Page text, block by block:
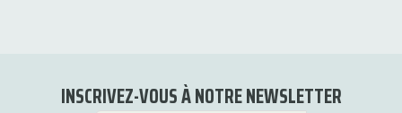
INSCRIVEZ-VOUS À NOTRE NEWSLETTER